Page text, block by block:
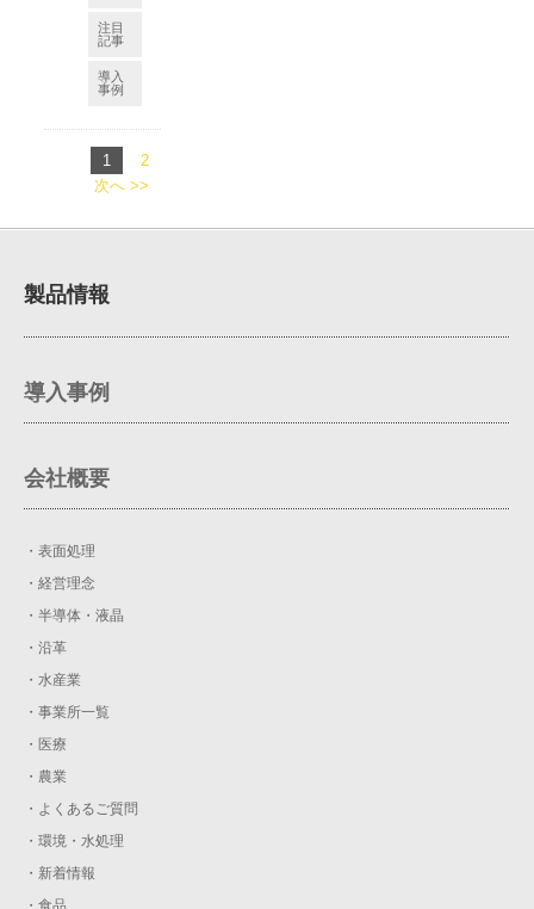
注目
記事
導入
事例
1
2
次へ >>
製品情報
導入事例
会社概要
・表面処理
・経営理念
・半導体・液晶
・沿革
・水産業
・事業所一覧
・医療
・農業
・よくあるご質問
・環境・水処理
・新着情報
・食品